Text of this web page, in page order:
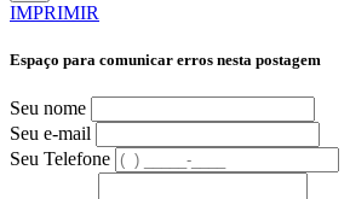
IMPRIMIR
Espaço para comunicar erros nesta postagem
Seu nome
Seu e-mail
Seu Telefone